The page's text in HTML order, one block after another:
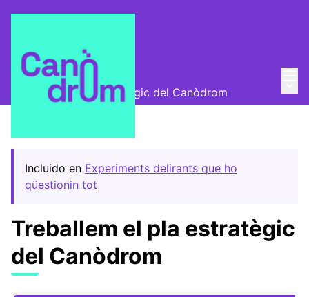
Encuentros /
Treballem el pla estratègic del Canòdrom
Incluido en Experiments delirants que ho
qüestionin tot
Treballem el pla estratègic
del Canòdrom